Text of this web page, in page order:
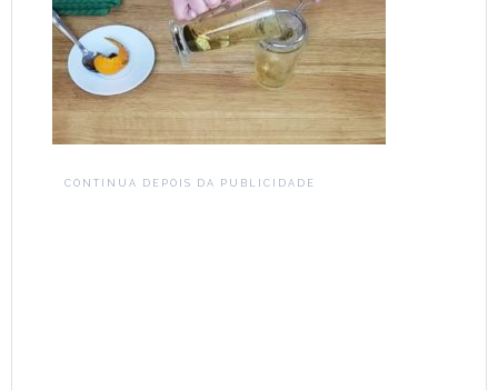
CONTINUA DEPOIS DA PUBLICIDADE